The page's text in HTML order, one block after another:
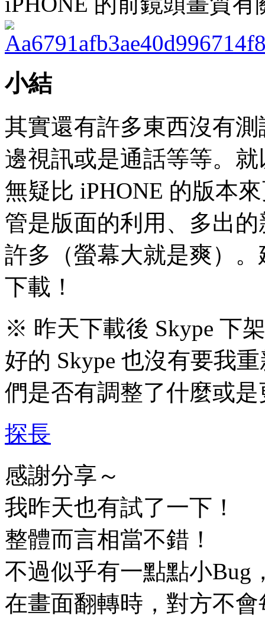
小結
其實還有許多東西沒有
邊視訊或是通話等等。
無疑比 iPHONE 的版本
管是版面的利用、多出
許多（螢幕大就是爽）
下載！
※ 昨天下載後 Skype 下
好的 Skype 也沒有要我
們是否有調整了什麼或
探長
感謝分享～
我昨天也有試了一下！
整體而言相當不錯！
不過似乎有一點點小Bug
在畫面翻轉時，對方不